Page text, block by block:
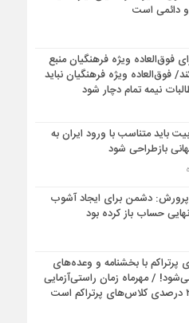
دائمی است
فوق‌العاده ویژه فرهنگیان منبع
ویژه فرهنگیان نباید
نیمه‌ تمام دچار شود
باید متناسب با ورود ایران به
بازطراحی شود
دشمن برای ایجاد آشوب
حساب باز کرده بود
با بخشنامه و وعده‌های
/ مهرماه زمان راستی‌آزمایی